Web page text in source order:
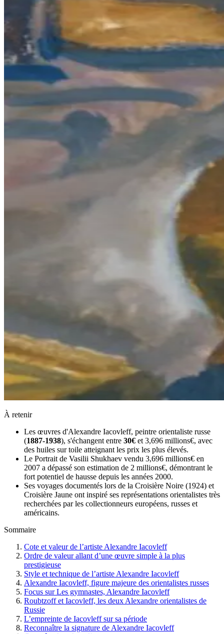
À retenir
Les œuvres d'Alexandre Iacovleff, peintre orientaliste russe
(1887-1938), s'échangent entre 30€ et 3,696 millions€, avec
des huiles sur toile atteignant les prix les plus élevés.
Le Portrait de Vasilii Shukhaev vendu 3,696 millions€ en
2007 a dépassé son estimation de 2 millions€, démontrant le
fort potentiel de hausse depuis les années 2000.
Ses voyages documentés lors de la Croisière Noire (1924) et
Croisière Jaune ont inspiré ses représentations orientalistes très
recherchées par les collectionneurs européens, russes et
américains.
Sommaire
Cote et valeur de l’artiste Alexandre Iacovleff
Ordre de valeur allant d’une œuvre simple à la plus
prestigieuse
Style et technique de l’artiste Alexandre Iacovleff
Alexandre Iacovleff, figure majeure des orientalistes russes
Focus sur Les gymnastes, Alexandre Iacovleff
Roubtzoff et Iacovleff, les deux Alexandre orientalistes de
Russie
L’empreinte de Iacovleff sur sa période
Reconnaître la signature de Alexandre Iacovleff